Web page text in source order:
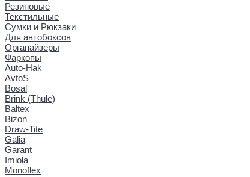
Резиновые
Текстильные
Сумки и Рюкзаки
Для автобоксов
Органайзеры
Фаркопы
Auto-Hak
AvtoS
Bosal
Brink (Thule)
Baltex
Bizon
Draw-Tite
Galia
Garant
Imiola
Monoflex